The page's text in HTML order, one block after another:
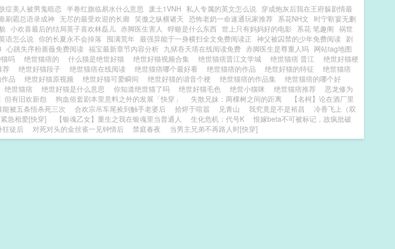
症美人被男鬼暗恋 半卷红旗临易水什么意思 废土1VNH 私人专属的英文怎么说 穿成炮灰后我在王府躲剧情最
刷霸总语录成神 无尽的最受欢迎的长廊 笑傲之纵横诸天 恐怖老奶一命速通玩家推荐 系花NH文 时宁靳宴无删
小欢喜最后的结局英子喜欢林磊儿 赤脚医生害人 蜉蝣是什么东西 世上只有妈妈好的电影 系花 笔趣阁 祸世
语怎么说 你的长夏永不会掉落 囤满荒年 最强异能于一身横扫全文免费阅读正 神父被囚禁的少年免费阅读 剧
心跳失序粉蔷薇免费阅读 福宝最新章节内容分析 九狱吞天塔在线阅读免费 赤脚医生是尊重人吗 网站tag地图
吗 绝世猫痞的 什么猫是绝世好猫 绝世好猫视频合集 绝世猫痞晋江文学城 绝世猫痞 晋江
绝世好猫梗
荐 绝世好猫段子 绝世猫痞在线阅读 绝世猫痞哪个最好看 绝世猫痞的作品 绝世好猫的特征
绝世猫痞
品 绝世好猫原视频 绝世好猫可爱瞬间 绝世好猫的谐音个梗 绝世猫痞的作品集
绝世猫痞的哪个好
绝世猫痞 绝世好猫是什么意思 你知道绝世猫了吗 绝世好猫毛色 绝世小猫咪 绝世猫痞推荐
恶龙修为
但有旧欢新怨 狗血俗套剧本里意料之外的发展「快穿」 失散兄妹：两棵树之间的距离
【名柯】论在酒厂里
能被五条悟杀死三次 合欢宗吊车尾捡到触手老婆后 拾烬于喧嚣 见青山 我究竟是不是裕昌
冷香飞上（双
急相爱[快穿] 【银魂乙女】重生之我在银魂里当普通人 生化危机：代号K
恨嫁beta不可被标记，故疯批破
狂徒后 对死对头的金丝雀一见钟情后 禁庭春夜 当男主兄弟不再路人时[快穿]